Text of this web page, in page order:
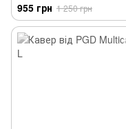
Pixel-XL
955 грн 1 250 грн